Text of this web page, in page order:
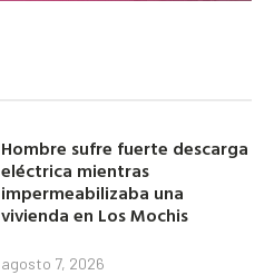
Hombre sufre fuerte descarga
eléctrica mientras
impermeabilizaba una
vivienda en Los Mochis
agosto 7, 2026